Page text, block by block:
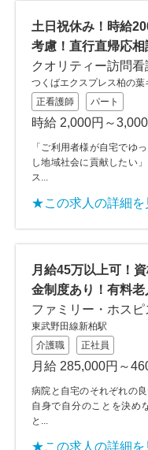
土日祝休み！時給
考慮！直行直帰応
クオリティー訪問
つくばエクスプレス柏の葉
正看護師
パート
時給 2,000円～
「ご利用者様が自宅でゆ
し地域社会に貢献したい
ス...
★この求人の詳細を
月給45万以上可！
金制度あり！有料
ファミリー・ホスピ
東武野田線新柏駅
介護職
正社員
月給 285,000円～
病院と自宅のそれぞれの
自身で自分のことを決め
と...
★この求人の詳細を